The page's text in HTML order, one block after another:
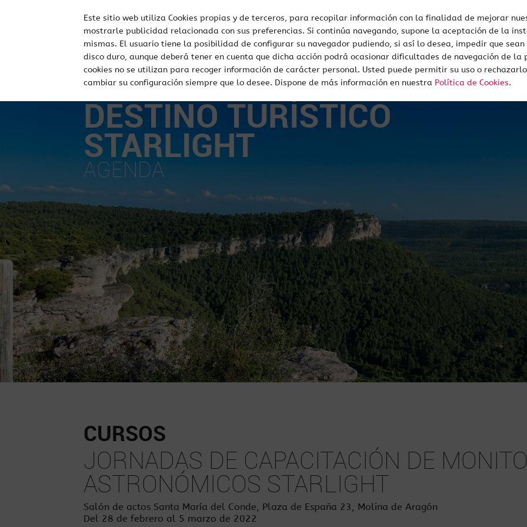
Este sitio web utiliza Cookies propias y de terceros, para recopilar información con la finalidad de mejorar
mostrarle publicidad relacionada con sus preferencias. Si continúa navegando, supone la aceptación de la
mismas. El usuario tiene la posibilidad de configurar su navegador pudiendo, si así lo desea, impedir que
disco duro, aunque deberá tener en cuenta que dicha acción podrá ocasionar dificultades de navegación de la
cookies no se utilizan para recoger información de carácter personal. Usted puede permitir su uso o
cambiar su configuración siempre que lo desee. Dispone de más información en nuestra Política de Cookies.
¿Qué es Starlight? Destinos
DESTINO TURÍSTICO
STARLIGHT
AGENDA
CURSOS
JORNADAS DE CAPACITACIÓN DE
ASTRONÓMICOS STARLIGHT
Salón de actos Santa María del Conde, Plaza de España 23, Molina de Aragón
Del 28 de febrero al 5 marzo de 2022